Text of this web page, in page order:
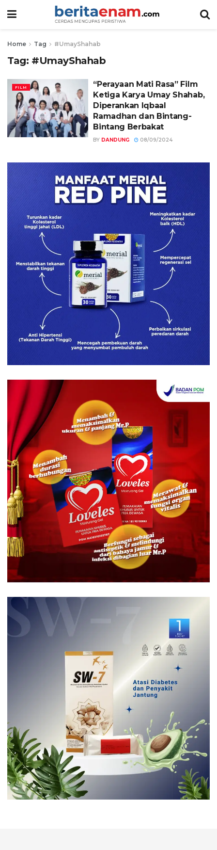
Home Tag #UmayShahab
Tag: #UmayShahab
FILM
“Perayaan Mati Rasa” Film
Ketiga Karya Umay Shahab,
Diperankan Iqbaal
Ramadhan dan Bintang-
Bintang Berbakat
BY DANDUNG 08/09/2024